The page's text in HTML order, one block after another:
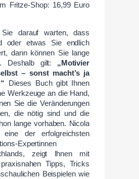
Fritze-Shop: 16,99 Euro
Sie darauf warten, dass
oder etwas Sie endlich
dann können Sie lange
Deshalb gilt: „Motivier
– sonst macht’s ja
Dieses Buch gibt Ihnen
Werkzeuge an die Hand,
Sie die Veränderungen
die nötig sind und die
lange vorhaben. Nicola
eine der erfolgreichsten
Expertinnen
zeigt Ihnen mit
Tipps, Tricks
Beispielen wie